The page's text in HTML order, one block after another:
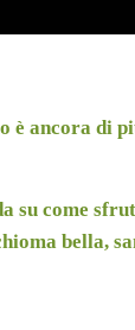
è ancora di
su come
bella,